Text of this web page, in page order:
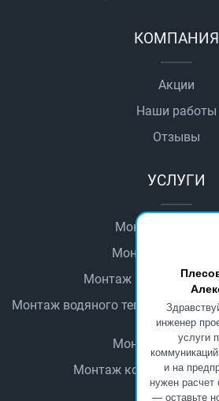
инженер
услуги
и на
нужен расчет
— оставьте
КОМПАНИЯ
Акции
Наши работы
Отзывы
УСЛУГИ
Монтаж
Монтаж
Монтаж водяного
Монтаж водяного теплого пола в
стяжки
Монтаж
Монтаж котельного